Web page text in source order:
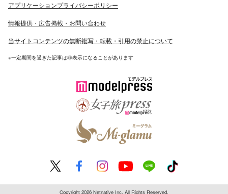
アプリケーションプライバシーポリシー
情報提供・広告掲載・お問い合わせ
当サイトコンテンツの無断複写・転載・引用の禁止について
※一定期間を過ぎた記事は非表示になることがあります
Copyright 2026 Netnative Inc. All Rights Reserved.